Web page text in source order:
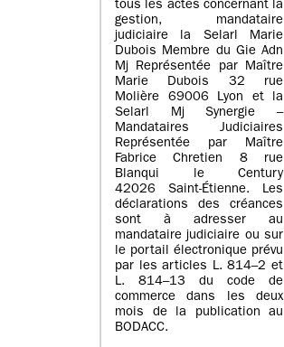
tous les actes concernant la
gestion, mandataire
judiciaire la Selarl Marie
Dubois Membre du Gie Adn
Mj Représentée par Maître
Marie Dubois 32 rue
Molière 69006 Lyon et la
Selarl Mj Synergie –
Mandataires Judiciaires
Représentée par Maître
Fabrice Chretien 8 rue
Blanqui le Century
42026 Saint-Étienne. Les
déclarations des créances
sont à adresser au
mandataire judiciaire ou sur
le portail électronique prévu
par les articles L. 814–2 et
L. 814–13 du code de
commerce dans les deux
mois de la publication au
BODACC.